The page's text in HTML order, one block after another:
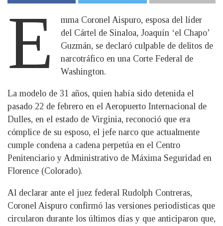
E
mma Coronel Aispuro, esposa del líder
del Cártel de Sinaloa, Joaquín ‘el Chapo’
Guzmán, se declaró culpable de delitos de
narcotráfico en una Corte Federal de
Washington.
La modelo de 31 años, quien había sido detenida el
pasado 22 de febrero en el Aeropuerto Internacional de
Dulles, en el estado de Virginia, reconoció que era
cómplice de su esposo, el jefe narco que actualmente
cumple condena a cadena perpetúa en el Centro
Penitenciario y Administrativo de Máxima Seguridad en
Florence (Colorado).
Al declarar ante el juez federal Rudolph Contreras,
Coronel Aispuro confirmó las versiones periodísticas que
circularon durante los últimos días y que anticiparon que,